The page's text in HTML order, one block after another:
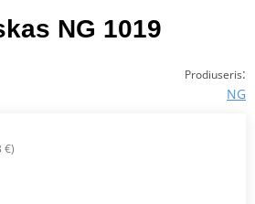
NG 1019
Prodiuseris:
NG
€)